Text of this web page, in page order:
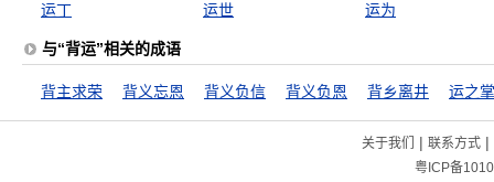
运丁
运世 运为
与“背运”相关的成语
背主求荣 背义忘恩 背义负信 背义负恩 背乡离井 运之
关于我们 | 联系方式|
粤ICP备